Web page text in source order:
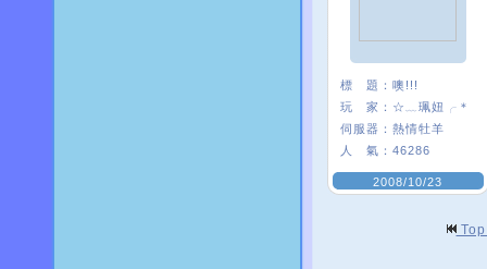
標 題： 噢!!!
玩 家： ☆﹏珮妞╭＊
伺服器： 熱情牡羊
人 氣： 46286
2008/10/23